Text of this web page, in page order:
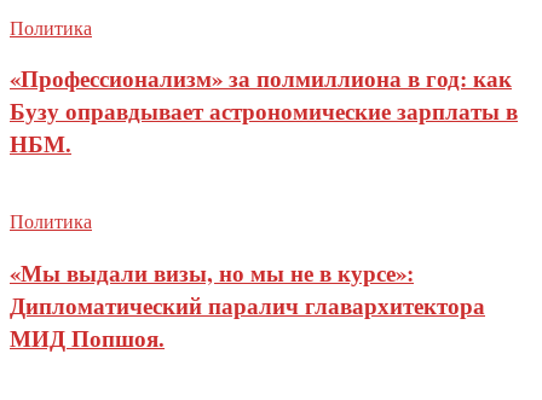
Политика
«Профессионализм» за полмиллиона в год: как
Бузу оправдывает астрономические зарплаты в
НБМ.
Политика
«Мы выдали визы, но мы не в курсе»:
Дипломатический паралич главархитектора
МИД Попшоя.